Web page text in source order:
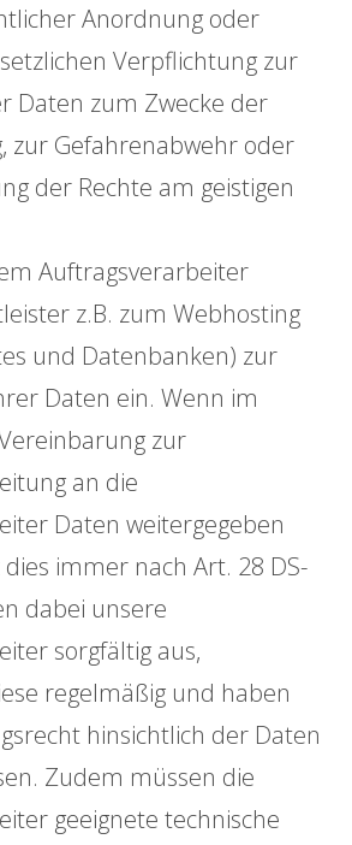
Anordnung oder
Verpflichtung zur
Daten zum Zwecke der
zur Gefahrenabwehr oder
der Rechte am geistigen
Auftragsverarbeiter
z.B. zum Webhosting
und Datenbanken) zur
Daten ein. Wenn im
zur
an die
Daten weitergegeben
immer nach Art. 28 DS-
dabei unsere
sorgfältig aus,
regelmäßig und haben
hinsichtlich der Daten
Zudem müssen die
geeignete technische